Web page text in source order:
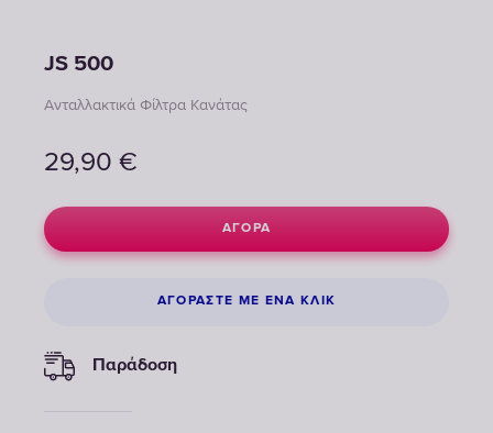
JS 500
Ανταλλακτικά Φίλτρα Κανάτας
29,90 €
ΑΓΟΡΆ
ΑΓΟΡΆΣΤΕ ΜΕ ΈΝΑ ΚΛΙΚ
Παράδοση